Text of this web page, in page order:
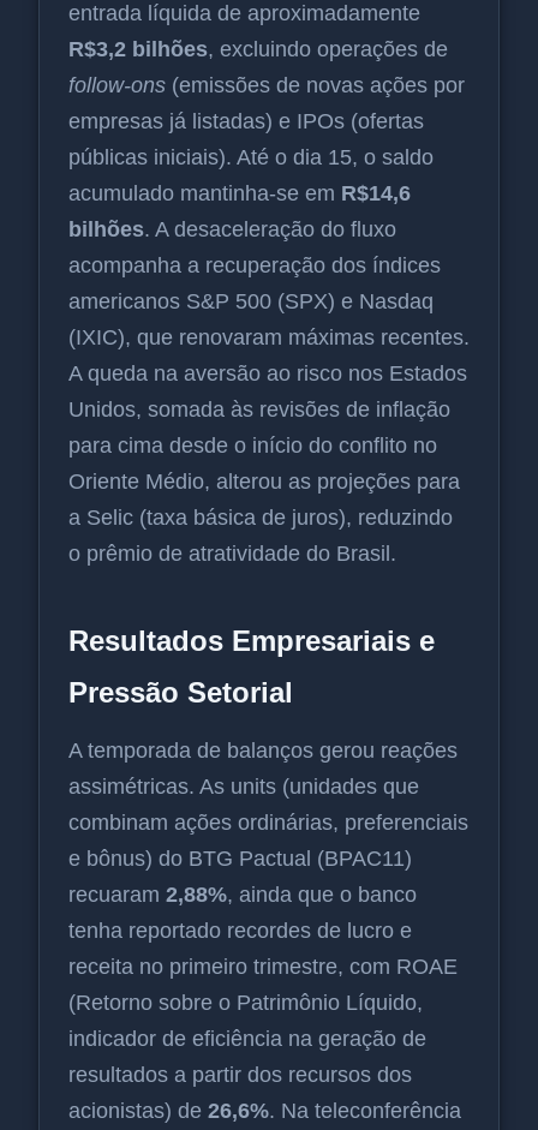
entrada líquida de aproximadamente
R$3,2 bilhões, excluindo operações de
follow-ons (emissões de novas ações por
empresas já listadas) e IPOs (ofertas
públicas iniciais). Até o dia 15, o saldo
acumulado mantinha-se em R$14,6
bilhões. A desaceleração do fluxo
acompanha a recuperação dos índices
americanos S&P 500 (SPX) e Nasdaq
(IXIC), que renovaram máximas recentes.
A queda na aversão ao risco nos Estados
Unidos, somada às revisões de inflação
para cima desde o início do conflito no
Oriente Médio, alterou as projeções para
a Selic (taxa básica de juros), reduzindo
o prêmio de atratividade do Brasil.
Resultados Empresariais e
Pressão Setorial
A temporada de balanços gerou reações
assimétricas. As units (unidades que
combinam ações ordinárias, preferenciais
e bônus) do BTG Pactual (BPAC11)
recuaram 2,88%, ainda que o banco
tenha reportado recordes de lucro e
receita no primeiro trimestre, com ROAE
(Retorno sobre o Patrimônio Líquido,
indicador de eficiência na geração de
resultados a partir dos recursos dos
acionistas) de 26,6%. Na teleconferência